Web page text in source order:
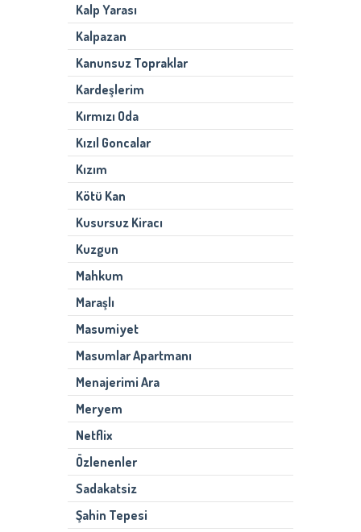
Kalp Yarası
Kalpazan
Kanunsuz Topraklar
Kardeşlerim
Kırmızı Oda
Kızıl Goncalar
Kızım
Kötü Kan
Kusursuz Kiracı
Kuzgun
Mahkum
Maraşlı
Masumiyet
Masumlar Apartmanı
Menajerimi Ara
Meryem
Netflix
Özlenenler
Sadakatsiz
Şahin Tepesi